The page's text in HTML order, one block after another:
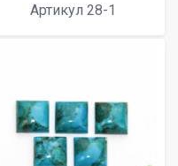
Артикул 28-1